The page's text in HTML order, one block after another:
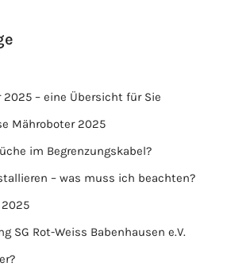
– eine Übersicht für Sie
Mähroboter 2025
im Begrenzungskabel?
– was muss ich beachten?
SG Rot-Weiss Babenhausen e.V.